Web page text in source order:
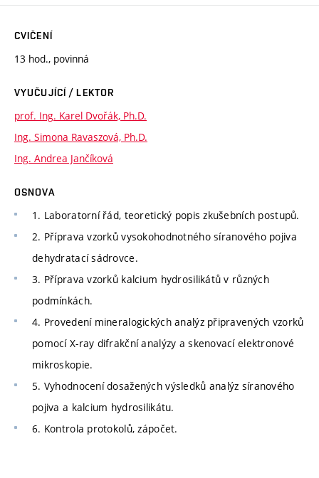
CVIČENÍ
13 hod., povinná
VYUČUJÍCÍ / LEKTOR
prof. Ing. Karel Dvořák, Ph.D.
Ing. Simona Ravaszová, Ph.D.
Ing. Andrea Jančíková
OSNOVA
1. Laboratorní řád, teoretický popis zkušebních postupů.
2. Příprava vzorků vysokohodnotného síranového pojiva
dehydratací sádrovce.
3. Příprava vzorků kalcium hydrosilikátů v různých
podmínkách.
4. Provedení mineralogických analýz připravených vzorků
pomocí X-ray difrakční analýzy a skenovací elektronové
mikroskopie.
5. Vyhodnocení dosažených výsledků analýz síranového
pojiva a kalcium hydrosilikátu.
6. Kontrola protokolů, zápočet.